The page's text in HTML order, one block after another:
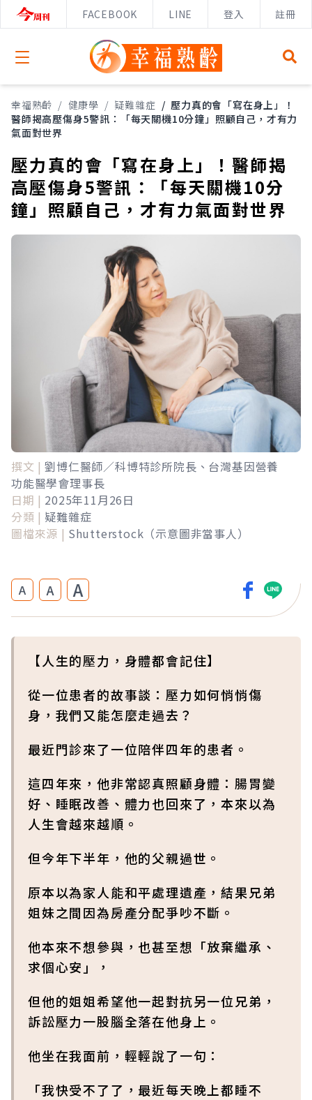
FACEBOOK LINE 登入 註冊
Open menu
幸福熟齡 / 健康學 / 疑難雜症 / 壓力真的會「寫在身上」！
醫師揭高壓傷身5警訊：「每天關機10分鐘」照顧自己，才有力
氣面對世界
壓力真的會「寫在身上」！醫師揭
高壓傷身5警訊：「每天關機10分
鐘」照顧自己，才有力氣面對世界
撰文 | 劉博仁醫師／科博特診所院長、台灣基因營養
功能醫學會理事長
日期 | 2025年11月26日
分類 | 疑難雜症
圖檔來源 | Shutterstock（示意圖非當事人）
A A A
【人生的壓力，身體都會記住】
從一位患者的故事談：壓力如何悄悄傷
身，我們又能怎麼走過去？
最近門診來了一位陪伴四年的患者。
這四年來，他非常認真照顧身體：腸胃變
好、睡眠改善、體力也回來了，本來以為
人生會越來越順。
但今年下半年，他的父親過世。
原本以為家人能和平處理遺產，結果兄弟
姐妹之間因為房產分配爭吵不斷。
他本來不想參與，也甚至想「放棄繼承、
求個心安」，
但他的姐姐希望他一起對抗另一位兄弟，
訴訟壓力一股腦全落在他身上。
他坐在我面前，輕輕說了一句：
「我快受不了了，最近每天晚上都睡不